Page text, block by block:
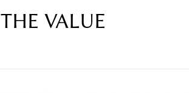
THE VALUE